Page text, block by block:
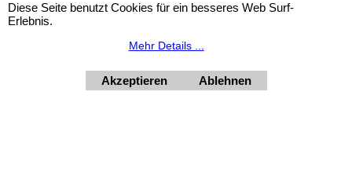
Taufbrief mit Steuerrad
Diese Seite benutzt Cookies für ein besseres Web Surf-
Erlebnis.
Mehr Details ...
Akzeptieren Ablehnen